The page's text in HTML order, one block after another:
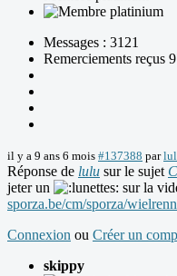
Messages : 3121
Remerciements reçus
il y a 9 ans 6 mois #137388 par
Réponse de lulu sur le sujet
jeter un
sur la
sporza.be/cm/sporza/
Connexion ou Créer un
skippy